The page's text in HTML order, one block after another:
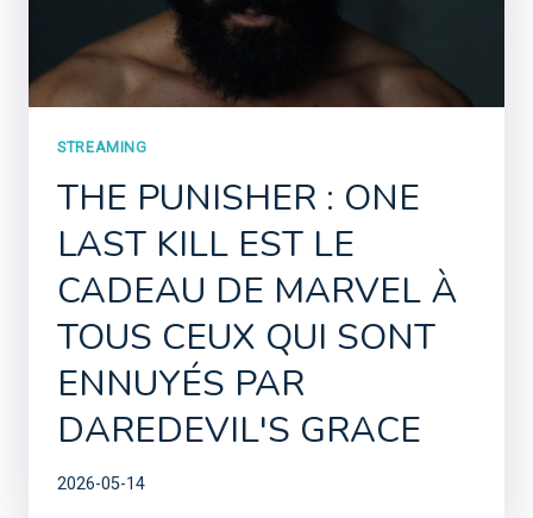
STREAMING
THE PUNISHER : ONE
LAST KILL EST LE
CADEAU DE MARVEL À
TOUS CEUX QUI SONT
ENNUYÉS PAR
DAREDEVIL'S GRACE
2026-05-14